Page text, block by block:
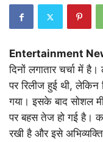
Entertainment
दिनों लगातार चर्चा में
पर रिलीज हुई थी, लेकिन
गया। इसके बाद सोशल
पर बहस तेज हो गई है।
रखी है और इसे